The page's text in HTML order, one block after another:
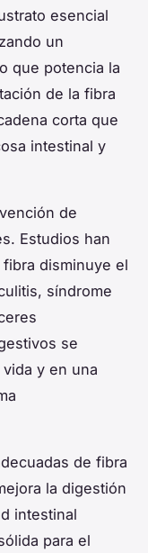
esencial
un
que potencia la
de la fibra
corta que
intestinal y
de
Estudios han
disminuye el
síndrome
se
y en una
de fibra
la digestión
intestinal
para el